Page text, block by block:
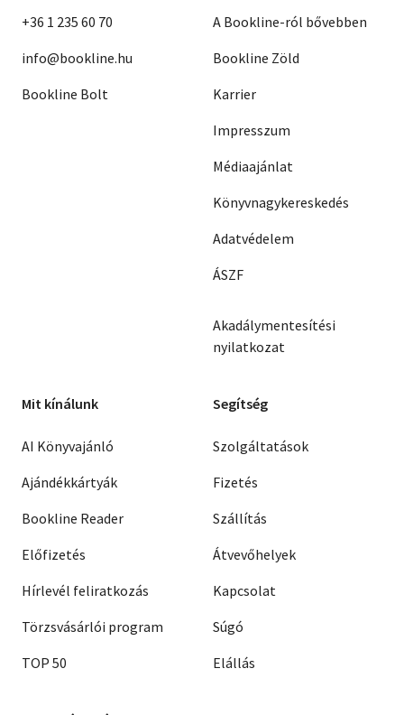
+36 1 235 60 70
info@bookline.hu
Bookline Bolt
A Bookline-ról bővebben
Bookline Zöld
Karrier
Impresszum
Médiaajánlat
Könyvnagykereskedés
Adatvédelem
ÁSZF
Akadálymentesítési
nyilatkozat
Mit kínálunk
AI Könyvajánló
Ajándékkártyák
Bookline Reader
Előfizetés
Hírlevél feliratkozás
Törzsvásárlói program
TOP 50
Segítség
Szolgáltatások
Fizetés
Szállítás
Átvevőhelyek
Kapcsolat
Súgó
Elállás